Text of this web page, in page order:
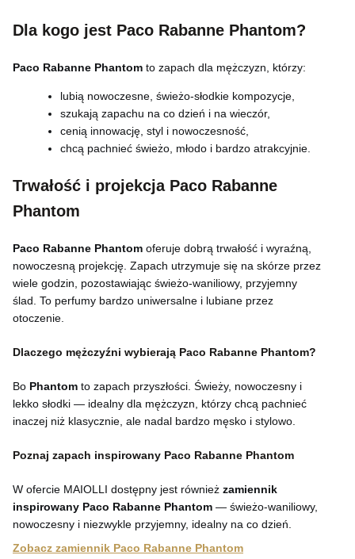
Dla kogo jest Paco Rabanne Phantom?
Paco Rabanne Phantom to zapach dla mężczyzn, którzy:
lubią nowoczesne, świeżo-słodkie kompozycje,
szukają zapachu na co dzień i na wieczór,
cenią innowację, styl i nowoczesność,
chcą pachnieć świeżo, młodo i bardzo atrakcyjnie.
Trwałość i projekcja Paco Rabanne
Phantom
Paco Rabanne Phantom oferuje dobrą trwałość i wyraźną,
nowoczesną projekcję. Zapach utrzymuje się na skórze przez
wiele godzin, pozostawiając świeżo-waniliowy, przyjemny
ślad. To perfumy bardzo uniwersalne i lubiane przez
otoczenie.
Dlaczego mężczyźni wybierają Paco Rabanne Phantom?
Bo Phantom to zapach przyszłości. Świeży, nowoczesny i
lekko słodki — idealny dla mężczyzn, którzy chcą pachnieć
inaczej niż klasycznie, ale nadal bardzo męsko i stylowo.
Poznaj zapach inspirowany Paco Rabanne Phantom
W ofercie MAIOLLI dostępny jest również zamiennik
inspirowany Paco Rabanne Phantom — świeżo-waniliowy,
nowoczesny i niezwykle przyjemny, idealny na co dzień.
Zobacz zamiennik Paco Rabanne Phantom